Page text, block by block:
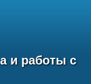
и работы с